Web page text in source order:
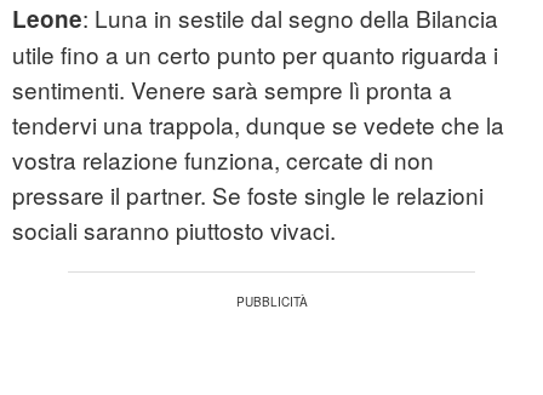
Leone: Luna in sestile dal segno della Bilancia
utile fino a un certo punto per quanto riguarda i
sentimenti. Venere sarà sempre lì pronta a
tendervi una trappola, dunque se vedete che la
vostra relazione funziona, cercate di non
pressare il partner. Se foste single le relazioni
sociali saranno piuttosto vivaci.